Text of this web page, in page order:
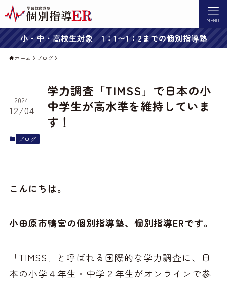
MENU
小・中・高校生対象｜1：1〜1：2までの個別指導塾
ホーム ブログ
学力調査「TIMSS」で日本の小
中学生が高水準を維持していま
す！
2024
12/04
ブログ
こんにちは。
小田原市鴨宮の個別指導塾、個別指導ERです。
「TIMSS」と呼ばれる国際的な学力調査に、日
本の小学４年生・中学２年生がオンラインで参